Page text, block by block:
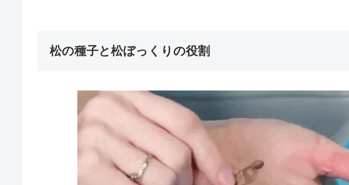
松の種子と松ぼっくりの役割